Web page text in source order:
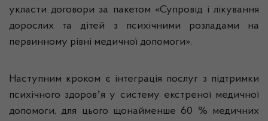
укласти договори за пакетом «Супровід і лікування
дорослих та дітей з психічними розладами на
первинному рівні медичної допомоги».
Наступним кроком є інтеграція послуг з підтримки
психічного здоровʼя у систему екстреної медичної
допомоги, для цього щонайменше 60 % медичних